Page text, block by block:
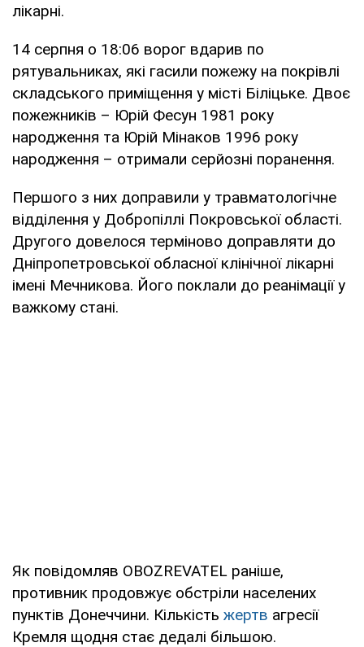
лікарні.
14 серпня о 18:06 ворог вдарив по
рятувальниках, які гасили пожежу на покрівлі
складського приміщення у місті Біліцьке. Двоє
пожежників – Юрій Фесун 1981 року
народження та Юрій Мінаков 1996 року
народження – отримали серйозні поранення.
Першого з них доправили у травматологічне
відділення у Добропіллі Покровської області.
Другого довелося терміново доправляти до
Дніпропетровської обласної клінічної лікарні
імені Мечникова. Його поклали до реанімації у
важкому стані.
Як повідомляв OBOZREVATEL раніше,
противник продовжує обстріли населених
пунктів Донеччини. Кількість жертв агресії
Кремля щодня стає дедалі більшою.